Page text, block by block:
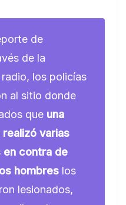
de
de la
los policías
al sitio donde
que una
varias
en contra de
hombres los
lesionados,